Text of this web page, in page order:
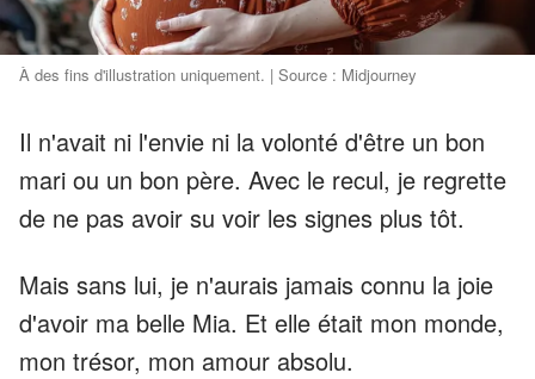
À des fins d'illustration uniquement. | Source : Midjourney
Il n'avait ni l'envie ni la volonté d'être un bon
mari ou un bon père. Avec le recul, je regrette
de ne pas avoir su voir les signes plus tôt.
Mais sans lui, je n'aurais jamais connu la joie
d'avoir ma belle Mia. Et elle était mon monde,
mon trésor, mon amour absolu.